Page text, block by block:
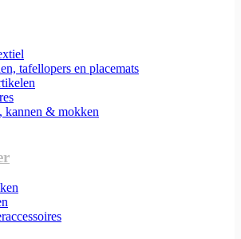
tafellopers en placemats
kannen & mokken